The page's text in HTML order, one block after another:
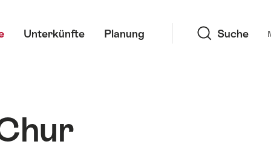
Unterkünfte Planung Suche